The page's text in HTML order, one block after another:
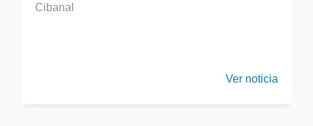
Cibanal
Ver noticia